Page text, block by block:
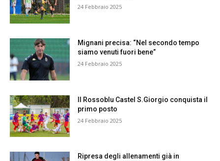
24 Febbraio 2025
Mignani precisa: “Nel secondo tempo
siamo venuti fuori bene”
24 Febbraio 2025
Il Rossoblu Castel S.Giorgio conquista il
primo posto
24 Febbraio 2025
Ripresa degli allenamenti già in